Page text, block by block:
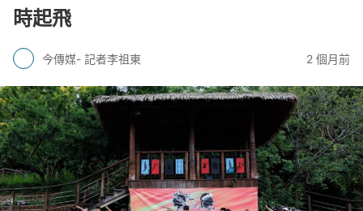
時起飛
今傳媒- 記者李祖東 2 個月前